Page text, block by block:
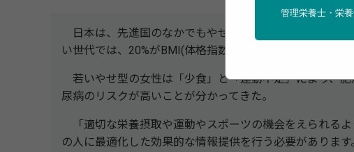
日本は、先進国のなかでもやせている女性の割合がもっ
い世代では、20%がBMI(体格指数)が18.5未満のやせ型だ。
若いやせ型の女性は「少食」と「運動不足」により、
尿病のリスクが高いことが分かってきた。
「適切な栄養摂取や運動やスポーツの機会をえられる
の人に最適化した効果的な情報提供を行う必要がありま
管理栄養士・栄